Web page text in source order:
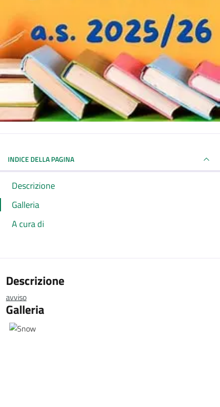
INDICE DELLA PAGINA
Descrizione
Galleria
A cura di
Descrizione
avviso
Galleria